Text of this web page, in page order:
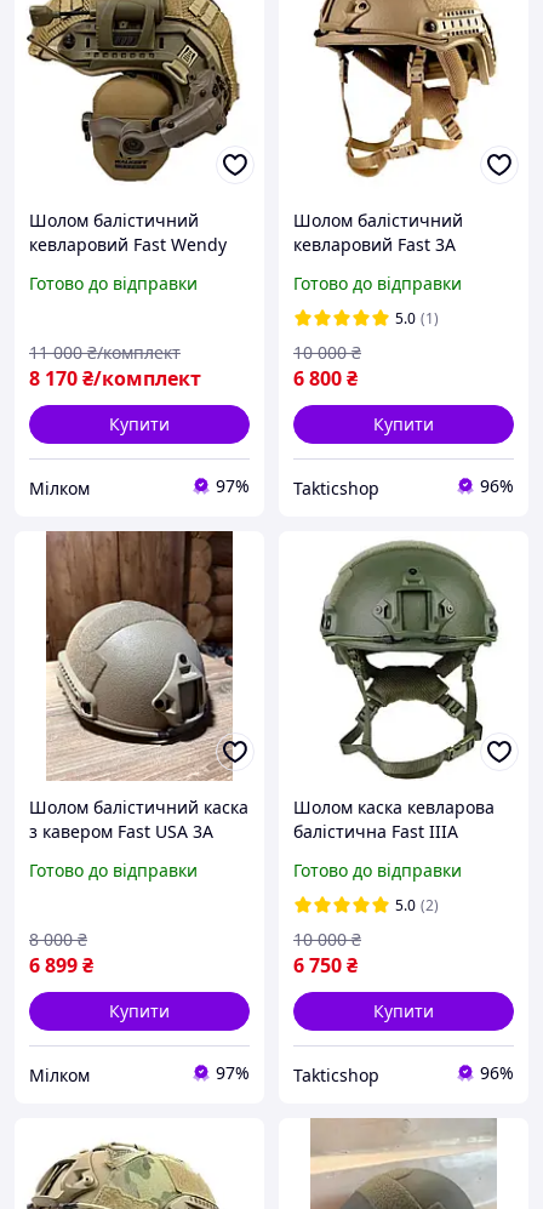
Шолом балістичний
кевларовий Fast Wendy
навушники Wolkers
Готово до відправки
8 170₴/комплект
11 000 ₴/комплект
Купити
Мілком 97%
Шолом балістичний
кевларовий Fast 3A
олива L M ХЛ
Готово до відправки
5.0 (1)
6 800₴
10 000 ₴
Купити
Takticshop 96%
Шолом балістичний каска
з кавером Fast USA 3A
Готово до відправки
6 899₴
8 000 ₴
Купити
Мілком 97%
Шолом каска кевларова
балістична Fast IIIA
койот
Готово до відправки
5.0 (2)
6 750₴
10 000 ₴
Купити
Takticshop 96%